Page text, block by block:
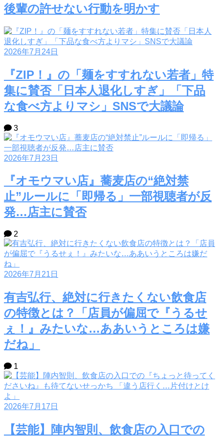
後輩の許せない行動を明かす
2026年7月24日
『ZIP！』の「麺をすすれない若者」特
集に賛否「日本人退化しすぎ」「下品
な食べ方よりマシ」SNSで大議論
3
2026年7月23日
『オモウマい店』蕎麦店の“絶対禁
止”ルールに「即帰る」一部視聴者が反
発…店主に賛否
2
2026年7月21日
有吉弘行、絶対に行きたくない飲食店
の特徴とは？「店員が偏屈で『うるせ
ぇ！』みたいな…ああいうところは嫌
だね」
1
2026年7月17日
【芸能】陣内智則、飲食店の入口での